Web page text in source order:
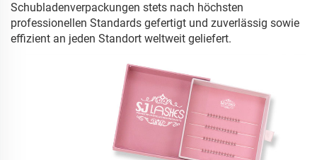
Schubladenverpackungen stets nach höchsten
professionellen Standards gefertigt und zuverlässig sowie
effizient an jeden Standort weltweit geliefert.